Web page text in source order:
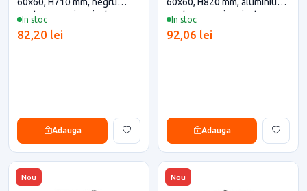
In stoc
pentru casa si proiecte
82,20 lei
Adauga
In stoc
pentru casa si proiecte
92,06 lei
Adauga
Nou Nou